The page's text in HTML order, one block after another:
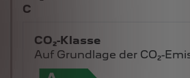
Auf Grundlage der CO₂-